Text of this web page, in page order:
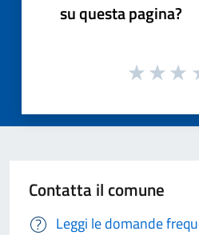
su questa pagina?
Contatta il comune
Leggi le domande